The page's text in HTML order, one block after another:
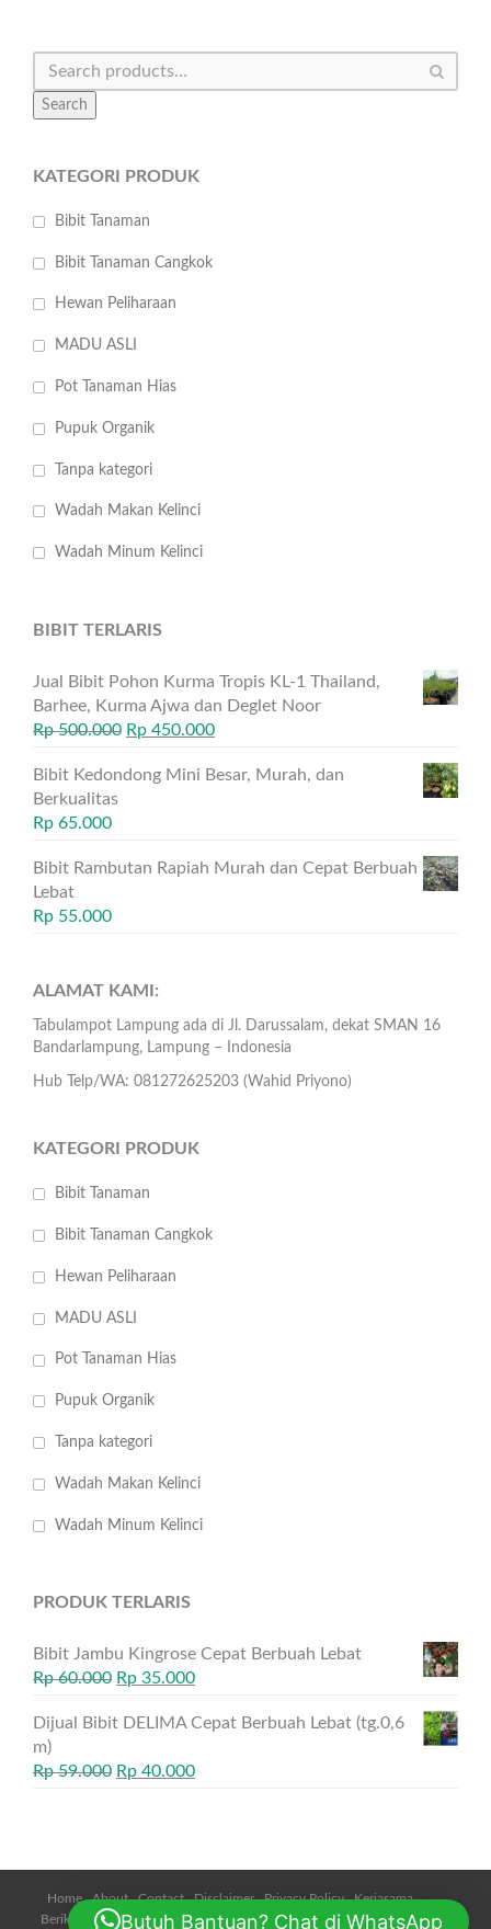
Search
KATEGORI PRODUK
Bibit Tanaman
Bibit Tanaman Cangkok
Hewan Peliharaan
MADU ASLI
Pot Tanaman Hias
Pupuk Organik
Tanpa kategori
Wadah Makan Kelinci
Wadah Minum Kelinci
BIBIT TERLARIS
Jual Bibit Pohon Kurma Tropis KL-1 Thailand,
Barhee, Kurma Ajwa dan Deglet Noor
Rp500.000 Rp 450.000
Bibit Kedondong Mini Besar, Murah, dan
Berkualitas
Rp 65.000
Bibit Rambutan Rapiah Murah dan Cepat Berbuah
Lebat
Rp 55.000
ALAMAT KAMI:
Tabulampot Lampung ada di Jl. Darussalam, dekat SMAN 16
Bandarlampung, Lampung – Indonesia
Hub Telp/WA: 081272625203 (Wahid Priyono)
KATEGORI PRODUK
Bibit Tanaman
Bibit Tanaman Cangkok
Hewan Peliharaan
MADU ASLI
Pot Tanaman Hias
Pupuk Organik
Tanpa kategori
Wadah Makan Kelinci
Wadah Minum Kelinci
PRODUK TERLARIS
Bibit Jambu Kingrose Cepat Berbuah Lebat
Rp60.000 Rp 35.000
Dijual Bibit DELIMA Cepat Berbuah Lebat (tg.0,6
m)
Rp59.000 Rp 40.000
Home About Contact Disclaimer Privacy Policy
Kerjasama
Beriklan
Daftar Harga Cara Pemesanan Metode Pembayaran
Butuh Bantuan? Chat di WhatsApp